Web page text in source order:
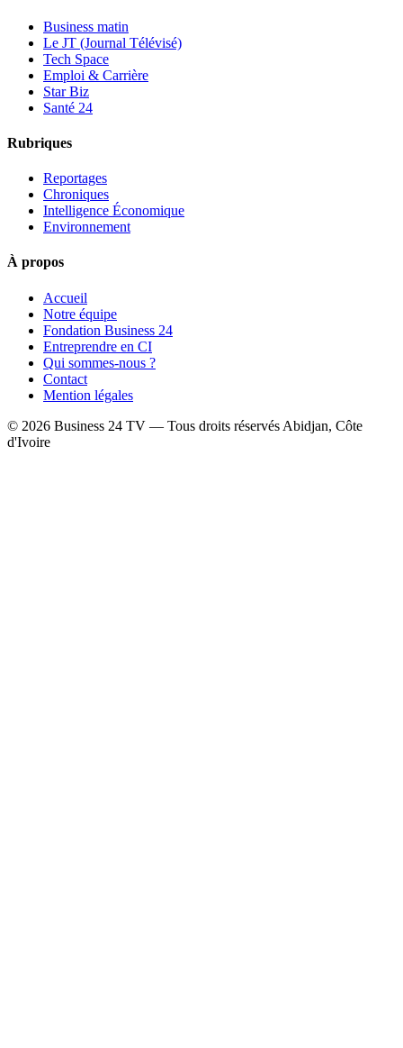
Business matin
Le JT (Journal Télévisé)
Tech Space
Emploi & Carrière
Star Biz
Santé 24
Rubriques
Reportages
Chroniques
Intelligence Économique
Environnement
À propos
Accueil
Notre équipe
Fondation Business 24
Entreprendre en CI
Qui sommes-nous ?
Contact
Mention légales
© 2026 Business 24 TV — Tous droits réservés Abidjan, Côte
d'Ivoire